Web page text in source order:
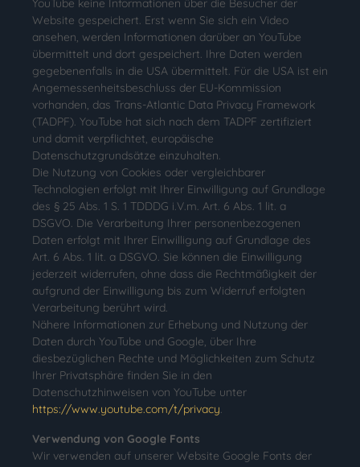
YouTube keine Informationen über die Besucher der
Website gespeichert. Erst wenn Sie sich ein Video
ansehen, werden Informationen darüber an YouTube
übermittelt und dort gespeichert. Ihre Daten werden
gegebenenfalls in die USA übermittelt. Für die USA ist ein
Angemessenheitsbeschluss der EU-Kommission
vorhanden, das Trans-Atlantic Data Privacy Framework
(TADPF). YouTube hat sich nach dem TADPF zertifiziert
und damit verpflichtet, europäische
Datenschutzgrundsätze einzuhalten.
Die Nutzung von Cookies oder vergleichbarer
Technologien erfolgt mit Ihrer Einwilligung auf Grundlage
des § 25 Abs. 1 S. 1 TDDDG i.V.m. Art. 6 Abs. 1 lit. a
DSGVO. Die Verarbeitung Ihrer personenbezogenen
Daten erfolgt mit Ihrer Einwilligung auf Grundlage des
Art. 6 Abs. 1 lit. a DSGVO. Sie können die Einwilligung
jederzeit widerrufen, ohne dass die Rechtmäßigkeit der
aufgrund der Einwilligung bis zum Widerruf erfolgten
Verarbeitung berührt wird.
Nähere Informationen zur Erhebung und Nutzung der
Daten durch YouTube und Google, über Ihre
diesbezüglichen Rechte und Möglichkeiten zum Schutz
Ihrer Privatsphäre finden Sie in den
Datenschutzhinweisen von YouTube unter
https://www.youtube.com/t/privacy.
Verwendung von Google Fonts
Wir verwenden auf unserer Website Google Fonts der